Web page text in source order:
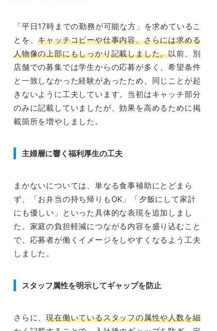
「平日17時までの勤務が可能な方」を求めているこ
とを、キャッチコピーや仕事内容、さらには求める
人物像の上部にもしっかり記載しました。以前、別
店舗での募集では学生からの応募が多く、希望条件
と一致しなかった経験があったため、同じことが起
きないように工夫しています。当初はキャッチ部分
のみに記載していましたが、効果を高めるために掲
載箇所を増やしました。
主婦層に響く福利厚生の工夫
まかないについては、単なる食事補助にとどまら
ず、「お弁当の持ち帰りもOK」「夕飯にして家計
にも優しい」といった具体的な表現を追加しまし
た。家庭の負担軽減につながる内容を盛り込むこと
で、応募者が働くイメージをしやすくなるよう工夫
しました。
スタッフ属性を明示してギャップを防止
さらに、現在働いているスタッフの属性や人数を細